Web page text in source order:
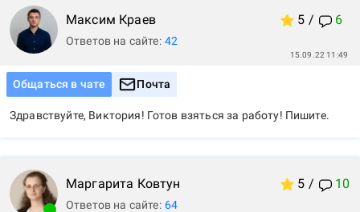
Максим Краев 5 / 6
Ответов на сайте: 42
15.09.22 11:49
Общаться в чате Почта
Здравствуйте, Виктория! Готов взяться за работу! Пишите.
Маргарита Ковтун 5 / 10
Ответов на сайте: 64